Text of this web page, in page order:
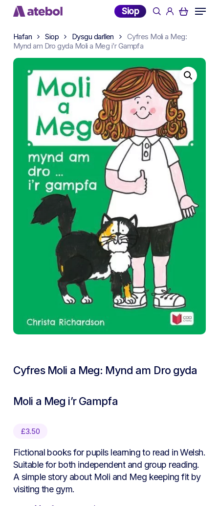
Skip
content
Siop searchaccount
Menu
Hafan Siop Dysgu darllen
Cyfres Moli a Meg:
Mynd am Dro gyda Moli a Meg i’r Gampfa
Cyfres Moli a Meg: Mynd am Dro gyda
Moli a Meg i’r Gampfa
£3.50
Fictional books for pupils learning to read in Welsh.
Suitable for both independent and group reading.
A simple story about Moli and Meg keeping fit by
visiting the gym.